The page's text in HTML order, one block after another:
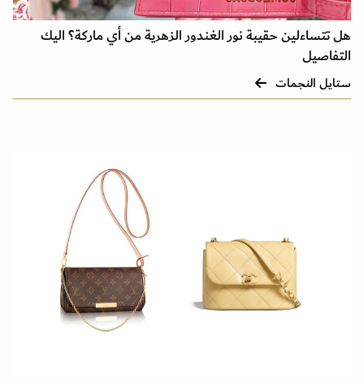
هل تتساءلين حقيبة نور الغندور الزهرية من أي ماركة؟ اليك
التفاصيل
ستايل النجمات